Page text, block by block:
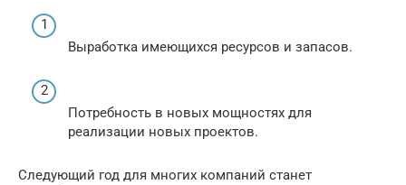
Выработка имеющихся ресурсов и запасов.
Потребность в новых мощностях для
реализации новых проектов.
Следующий год для многих компаний станет